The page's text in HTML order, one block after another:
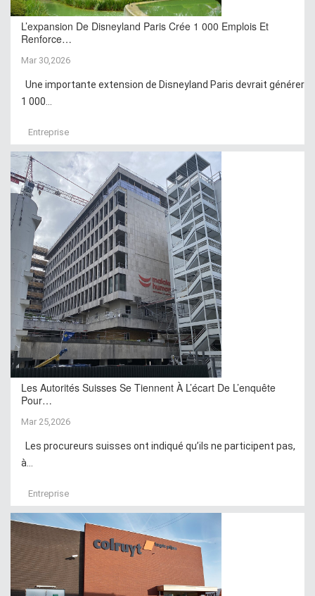
L’expansion De Disneyland Paris Crée 1 000 Emplois Et
Renforce…
Mar 30,2026
Une importante extension de Disneyland Paris devrait générer
1 000...
Entreprise
Les Autorités Suisses Se Tiennent À L’écart De L’enquête
Pour…
Mar 25,2026
Les procureurs suisses ont indiqué qu’ils ne participent pas,
à...
Entreprise